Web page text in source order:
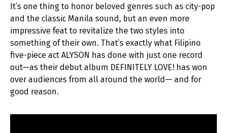
It’s one thing to honor beloved genres such as city-pop
and the classic Manila sound, but an even more
impressive feat to revitalize the two styles into
something of their own. That’s exactly what Filipino
five-piece act ALYSON has done with just one record
out—as their debut album DEFINITELY LOVE! has won
over audiences from all around the world— and for
good reason.